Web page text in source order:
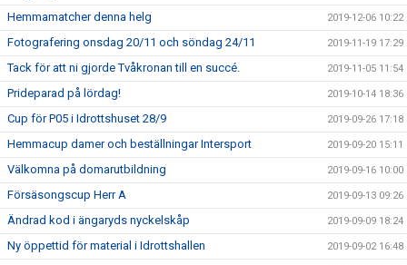
Hemmamatcher denna helg 2019-12-06 10:22
Fotografering onsdag 20/11 och söndag 24/11 2019-11-19 17:29
Tack för att ni gjorde Tvåkronan till en succé. 2019-11-05 11:54
Prideparad på lördag! 2019-10-14 18:36
Cup för P05 i Idrottshuset 28/9 2019-09-26 17:18
Hemmacup damer och beställningar Intersport 2019-09-20 15:11
Välkomna på domarutbildning 2019-09-16 10:00
Försäsongscup Herr A 2019-09-13 09:26
Ändrad kod i ängaryds nyckelskåp 2019-09-09 18:24
Ny öppettid för material i Idrottshallen 2019-09-02 16:48